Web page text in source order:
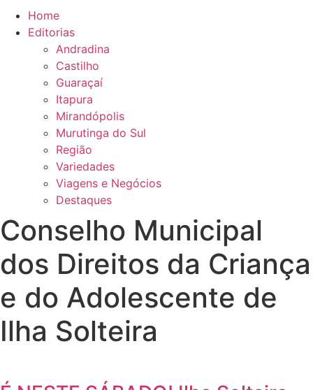
Home
Editorias
Andradina
Castilho
Guaraçaí
Itapura
Mirandópolis
Murutinga do Sul
Região
Variedades
Viagens e Negócios
Destaques
Conselho Municipal
dos Direitos da Criança
e do Adolescente de
Ilha Solteira